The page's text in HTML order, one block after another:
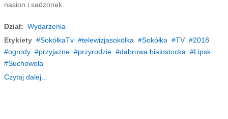
nasion i sadzonek.
Dział: Wydarzenia
Etykiety
SokółkaTv telewizjasokółka Sokółka TV
2018
ogrody
przyjazne przyrodzie dabrowa bialostocka
Lipsk
Suchowola
Czytaj dalej...